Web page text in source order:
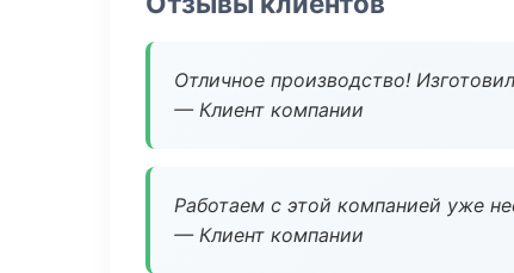
Отличное производство!
— Клиент компании
Работаем с этой компанией уже
— Клиент компании